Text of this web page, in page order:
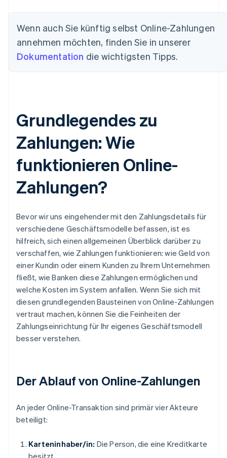
Wenn auch Sie künftig selbst Online-Zahlungen
annehmen möchten, finden Sie in unserer
Dokumentation die wichtigsten Tipps.
Grundlegendes zu
Zahlungen: Wie
funktionieren Online-
Zahlungen?
Bevor wir uns eingehender mit den Zahlungsdetails für
verschiedene Geschäftsmodelle befassen, ist es
hilfreich, sich einen allgemeinen Überblick darüber zu
verschaffen, wie Zahlungen funktionieren: wie Geld von
einer Kundin oder einem Kunden zu Ihrem Unternehmen
fließt, wie Banken diese Zahlungen ermöglichen und
welche Kosten im System anfallen. Wenn Sie sich mit
diesen grundlegenden Bausteinen von Online-Zahlungen
vertraut machen, können Sie die Feinheiten der
Zahlungseinrichtung für Ihr eigenes Geschäftsmodell
besser verstehen.
Der Ablauf von Online-Zahlungen
An jeder Online-Transaktion sind primär vier Akteure
beteiligt:
Karteninhaber/in: Die Person, die eine Kreditkarte